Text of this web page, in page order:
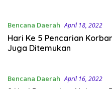
Bencana Daerah April 18, 2022
Hari Ke 5 Pencarian
Juga Ditemukan
Bencana Daerah April 16, 2022